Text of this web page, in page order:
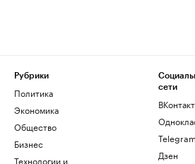
Рубрики
Политика
Экономика
Общество
Бизнес
Технологии и
сети
Telegram
Дзен